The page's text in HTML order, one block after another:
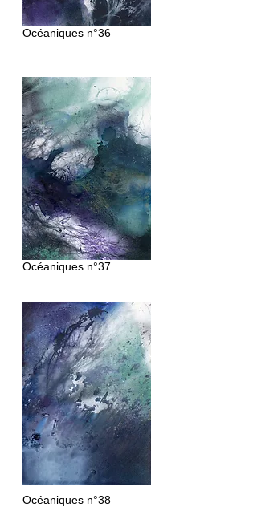
Océaniques n°36
Océaniques n°37
Océaniques n°38